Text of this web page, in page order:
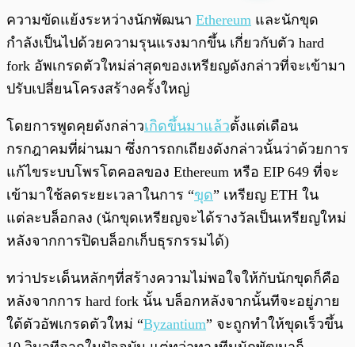
พร้อมเล่น 0:00/
ความขัดแย้งระหว่างนักพัฒนา Ethereum และนักขุด
กำลังเป็นไปด้วยความรุนแรงมากขึ้น เกี่ยวกับตัว hard
fork อัพเกรดตัวใหม่ล่าสุดของเหรียญดังกล่าวที่จะเข้ามา
ปรับเปลี่ยนโครงสร้างครั้งใหญ่
โดยการพูดคุยดังกล่าวเกิดขึ้นมาแล้วตั้งแต่เดือน
กรกฎาคมที่ผ่านมา ซึ่งการถกเถียงดังกล่าวนั้นว่าด้วยการ
แก้ไขระบบโพรโตคอลของ Ethereum หรือ EIP 649 ที่จะ
เข้ามาใช้ลดระยะเวลาในการ “ขุด” เหรียญ ETH ใน
แต่ละบล็อกลง (นักขุดเหรียญจะได้รางวัลเป็นเหรียญใหม่
หลังจากการปิดบล็อกเก็บธุรกรรมได้)
ทว่าประเด็นหลักๆที่สร้างความไม่พอใจให้กับนักขุดก็คือ
หลังจากการ hard fork นั้น บล็อกหลังจากนั้นทีจะอยู่ภาย
ใต้ตัวอัพเกรดตัวใหม่ “Byzantium” จะถูกทำให้ขุดเร็วขึ้น